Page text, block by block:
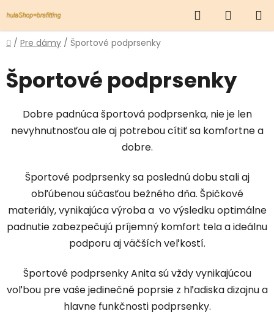
na
obsah
Hľadať
KOŠÍK
Domov
/ Pre dámy / Športové podprsenky
Športové podprsenky
Dobre padnúca športová podprsenka, nie je len
nevyhnutnosťou ale aj potrebou cítiť sa komfortne a
dobre.
Športové podprsenky sa poslednú dobu stali aj
obľúbenou súčasťou bežného dňa. Špičkové
materiály, vynikajúca výroba a vo výsledku optimálne
padnutie zabezpečujú príjemný komfort tela a ideálnu
podporu aj väčších veľkostí.
Športové podprsenky Anita sú vždy vynikajúcou
voľbou pre vaše jedinečné poprsie z hľadiska dizajnu a
hlavne funkčnosti podprsenky.